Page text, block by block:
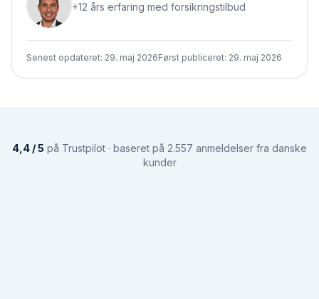
+12 års erfaring med forsikringstilbud
Senest opdateret: 29. maj 2026Først publiceret: 29. maj 2026
4,4 / 5 på Trustpilot · baseret på 2.557 anmeldelser fra danske
kunder